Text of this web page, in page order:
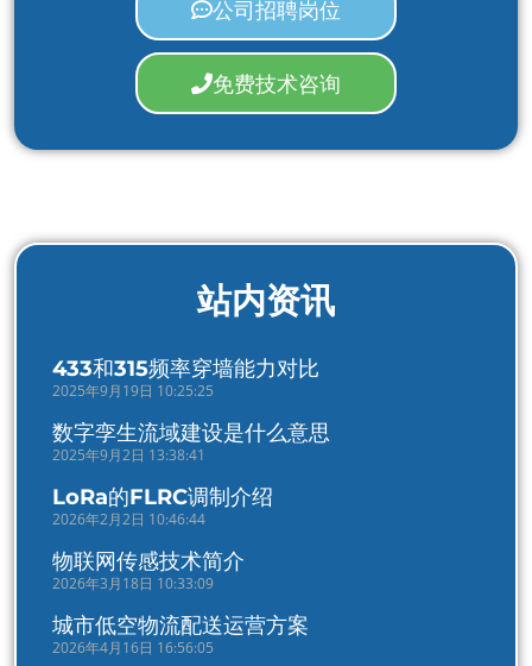
公司招聘岗位
免费技术咨询
站内资讯
433和315频率穿墙能力对比
2025年9月19日 10:25:25
数字孪生流域建设是什么意思
2025年9月2日 13:38:41
LoRa的FLRC调制介绍
2026年2月2日 10:46:44
物联网传感技术简介
2026年3月18日 10:33:09
城市低空物流配送运营方案
2026年4月16日 16:56:05